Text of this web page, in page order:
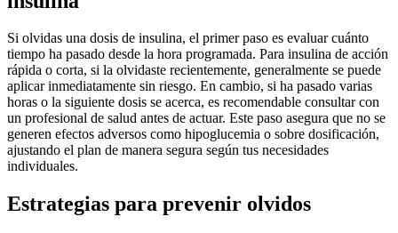
Si olvidas una dosis de insulina, el primer paso es evaluar cuánto
tiempo ha pasado desde la hora programada. Para insulina de acción
rápida o corta, si la olvidaste recientemente, generalmente se puede
aplicar inmediatamente sin riesgo. En cambio, si ha pasado varias
horas o la siguiente dosis se acerca, es recomendable consultar con
un profesional de salud antes de actuar. Este paso asegura que no se
generen efectos adversos como hipoglucemia o sobre dosificación,
ajustando el plan de manera segura según tus necesidades
individuales.
Estrategias para prevenir olvidos